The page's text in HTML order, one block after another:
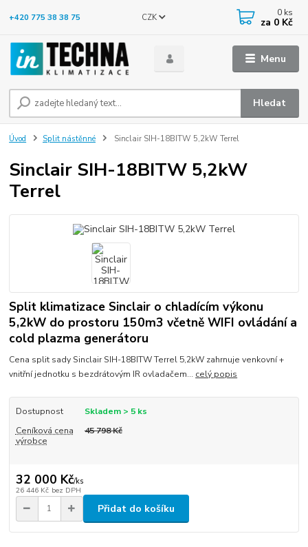
Menu
CZK
Hledat
+420 775 38 38 75 0 ks
za 0 Kč
Úvod Split nástěnné Sinclair SIH-18BITW 5,2kW Terrel
Sinclair SIH-18BITW 5,2kW
Terrel
Split klimatizace Sinclair o chladícím výkonu
5,2kW do prostoru 150m3 včetně WIFI ovládání a
cold plazma generátoru
Cena split sady Sinclair SIH-18BITW Terrel 5,2kW zahrnuje venkovní +
vnitřní jednotku s bezdrátovým IR ovladačem... celý popis
Dostupnost
Skladem > 5 ks
Ceníková cena
výrobce
45 798 Kč
32 000 Kč/ks
26 446 Kč bez DPH
Přidat do košíku